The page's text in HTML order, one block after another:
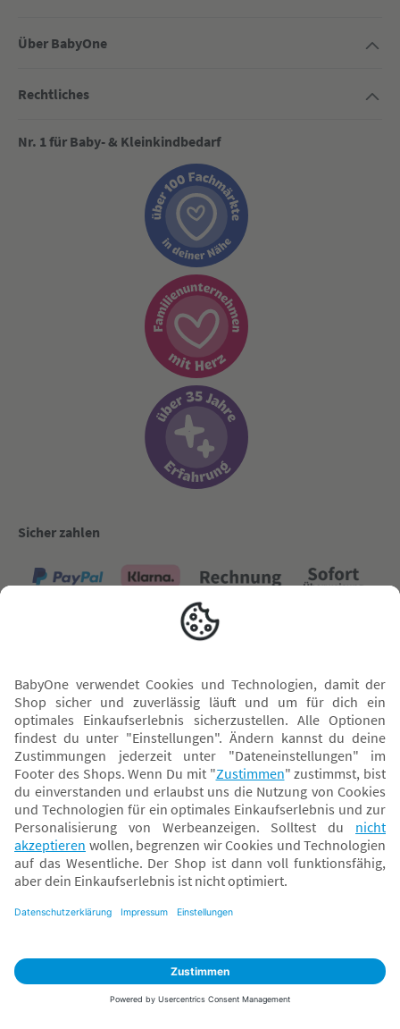
Über BabyOne
Rechtliches
Nr. 1 für Baby- & Kleinkindbedarf
Sicher zahlen
Versand mit
* Alle Preise inkl. MwSt. und ggf. zzgl.Versandkosten. Der dargestellte Preis gilt -
abhängig von der von dir gewählten Option - im BabyOne-Onlineshop oder bei
Abholung in dem von dir gewählten BabyOne-Franchise-Betrieb. Der für den
Onlineshop geltende Preis stellt bei einem Verkauf durch unsere Franchise-
Nehmer eine unverbindliche Preisempfehlung dar. Der Verkaufspreis der
daher von dem Verkaufspreis im Onlineshop abweichen. Angaben zu
Klarna.